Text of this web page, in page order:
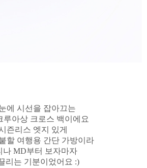
에 시선을 잡아끄는
루아상 크로스 백이에요
즌리스 엣지 있게
할 여행용 간단 가방이라
나 MD부터 보자마자
리는 기분이었어요 :)